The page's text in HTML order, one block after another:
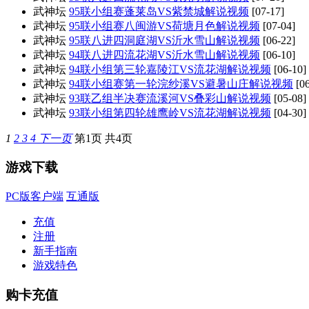
武神坛 95联小组赛蓬莱岛VS紫禁城解说视频 [07-17]
武神坛 95联小组赛八闽游VS荷塘月色解说视频 [07-04]
武神坛 95联八进四洞庭湖VS沂水雪山解说视频 [06-22]
武神坛 94联八进四流花湖VS沂水雪山解说视频 [06-10]
武神坛 94联小组第三轮嘉陵江VS流花湖解说视频 [06-10]
武神坛 94联小组赛第一轮浣纱溪VS避暑山庄解说视频
武神坛 93联乙组半决赛流溪河VS叠彩山解说视频 [05-08]
武神坛 93联小组第四轮雄鹰岭VS流花湖解说视频 [04-30]
1 2 3 4 下一页第1页 共4页
游戏下载
PC版客户端 互通版
充值
注册
新手指南
游戏特色
购卡充值